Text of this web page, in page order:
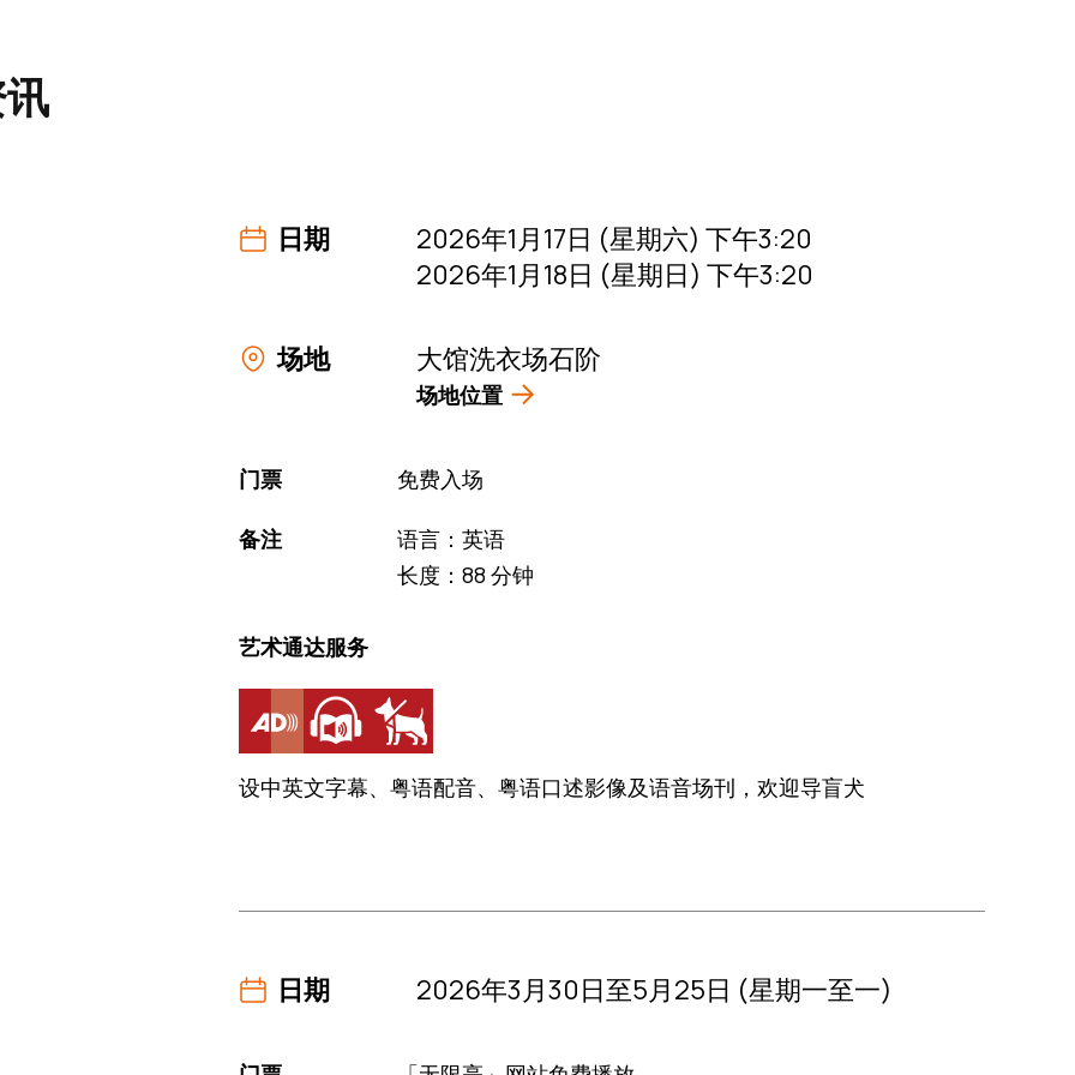
容尚未结束)
日期
2026年1月17日 (星期六) 下午3:20
2026年1月18日 (星期日) 下午3:20
场地 大馆洗衣场石阶
场地位置
门票 免费入场
备注
语言：英语
长度：88 分钟
艺术通达服务
设中英文字幕、粤语配音、粤语口述影像及语音场刊，欢迎导盲犬
日期 2026年3月30日至5月25日 (星期一至一)